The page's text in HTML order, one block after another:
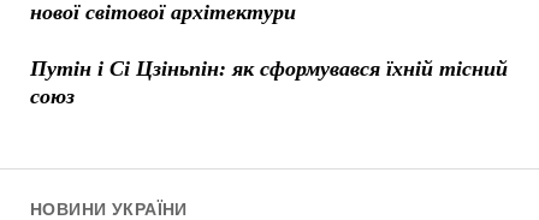
нової світової архітектури
Путін і Сі Цзіньпін: як сформувався їхній тісний
союз
НОВИНИ УКРАЇНИ